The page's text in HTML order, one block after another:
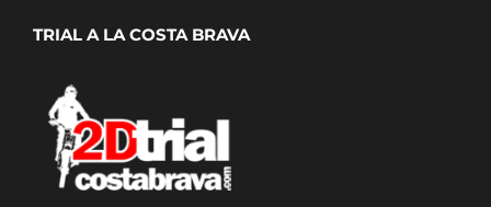
TRIAL A LA COSTA BRAVA